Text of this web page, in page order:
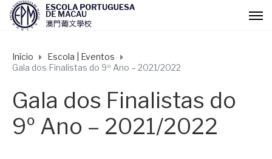
Início
Escola | Eventos
Gala dos Finalistas do 9º Ano – 2021/2022
Gala dos Finalistas do
9º Ano – 2021/2022